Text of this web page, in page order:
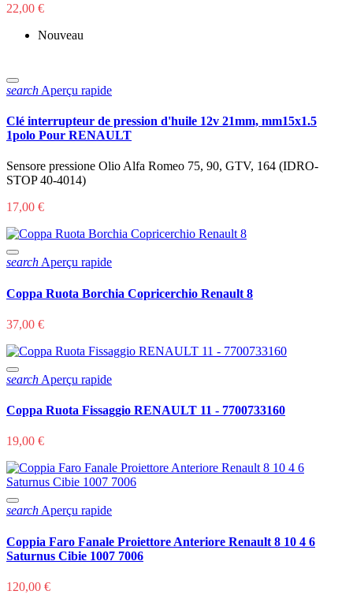
22,00 €
Nouveau
search Aperçu rapide
Clé interrupteur de pression d'huile 12v 21mm, mm15x1.5
1polo Pour RENAULT
Sensore pressione Olio Alfa Romeo 75, 90, GTV, 164 (IDRO-
STOP 40-4014)
17,00 €
search Aperçu rapide
Coppa Ruota Borchia Copricerchio Renault 8
37,00 €
search Aperçu rapide
Coppa Ruota Fissaggio RENAULT 11 - 7700733160
19,00 €
search Aperçu rapide
Coppia Faro Fanale Proiettore Anteriore Renault 8 10 4 6
Saturnus Cibie 1007 7006
120,00 €